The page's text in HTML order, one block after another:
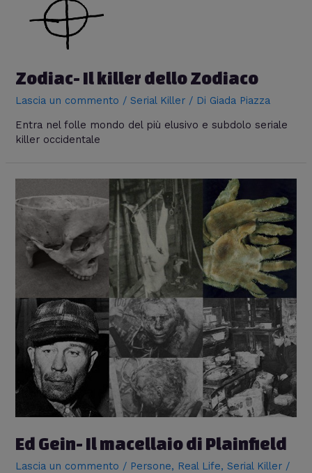
Zodiac- Il killer dello Zodiaco
Lascia un commento /Serial Killer / Di Giada Piazza
Entra nel folle mondo del più elusivo e subdolo seriale
killer occidentale
Ed Gein- Il macellaio di Plainfield
Lascia un commento / Persone, Real Life,Serial Killer /